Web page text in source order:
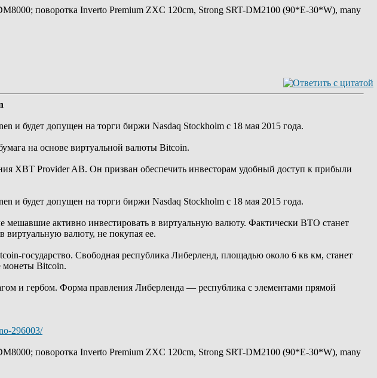
поворотка Inverto Premium ZXC 120cm, Strong SRT-DM2100 (90*E-30*W), many
и будет допущен на торги биржи Nasdaq Stockholm с 18 мая 2015 года.
на основе виртуальной валюты Bitcoin.
XBT Provider AB. Он призван обеспечить инвесторам удобный доступ к прибыли
и будет допущен на торги биржи Nasdaq Stockholm с 18 мая 2015 года.
активно инвестировать в виртуальную валюту. Фактически BTO станет
валюту, не покупая ее.
государство. Свободная республика Либерленд, площадью около 6 кв км, станет
монеты Bitcoin.
и гербом. Форма правления Либерленда — республика с элементами прямой
296003/
поворотка Inverto Premium ZXC 120cm, Strong SRT-DM2100 (90*E-30*W), many